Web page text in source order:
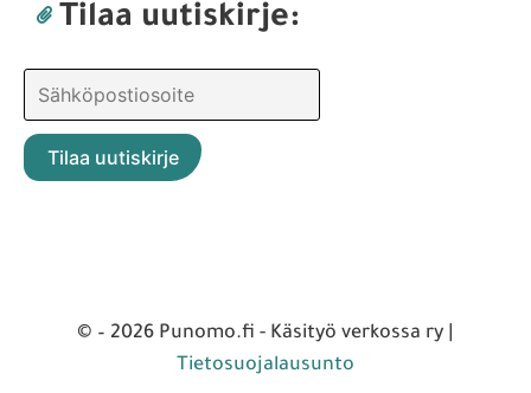
Tilaa uutiskirje:
© – 2026 Punomo.fi - Käsityö verkossa ry |
Tietosuojalausunto